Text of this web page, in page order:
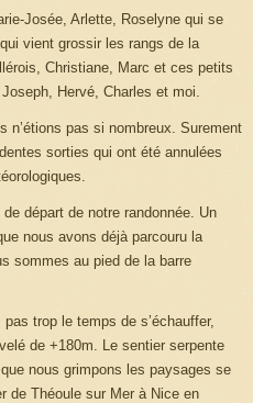
Josée, Arlette, Roselyne qui se
vient grossir les rangs de la
Christiane, Marc et ces petits
Hervé, Charles et moi.
n’étions pas si nombreux. Surement
sorties qui ont été annulées
départ de notre randonnée. Un
nous avons déjà parcouru la
sommes au pied de la barre
trop le temps de s’échauffer,
de +180m. Le sentier serpente
nous grimpons les paysages se
de Théoule sur Mer à Nice en